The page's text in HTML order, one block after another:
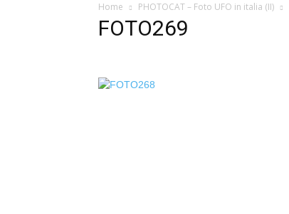
Home PHOTOCAT – Foto UFO in italia (II)
FOTO269